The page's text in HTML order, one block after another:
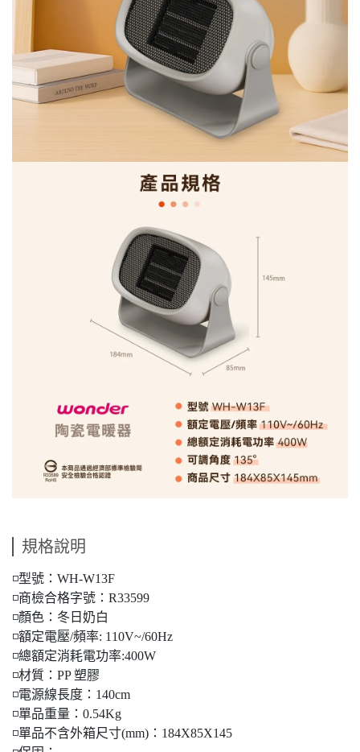
規格說明
◽型號：WH-W13F
◽商檢合格字號：R33599
◽顏色：冬日奶白
◽額定電壓/頻率: 110V~/60Hz
◽總額定消耗電功率:400W
◽材質：PP 塑膠
◽電源線長度：140cm
◽單品重量：0.54Kg
◽單品不含外箱尺寸(mm)：184X85X145